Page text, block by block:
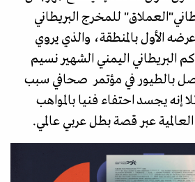
للمخرج البريطاني
الأول بالمنطقة، والذي يروي
البريطاني اليمني الشهير نسيم
بالطيور في مؤتمر صحافي سبب
إنه يجسد احتفاء فنيا بالمواهب
عبر قصة بطل عربي عالمي.